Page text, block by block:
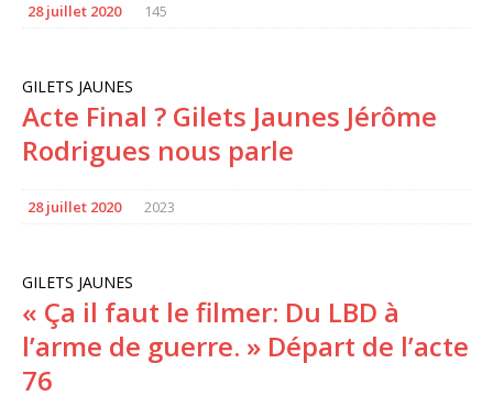
28 juillet 2020 145
GILETS JAUNES
Acte Final ? Gilets Jaunes Jérôme
Rodrigues nous parle
28 juillet 2020 2023
GILETS JAUNES
« Ça il faut le filmer: Du LBD à
l’arme de guerre. » Départ de l’acte
76